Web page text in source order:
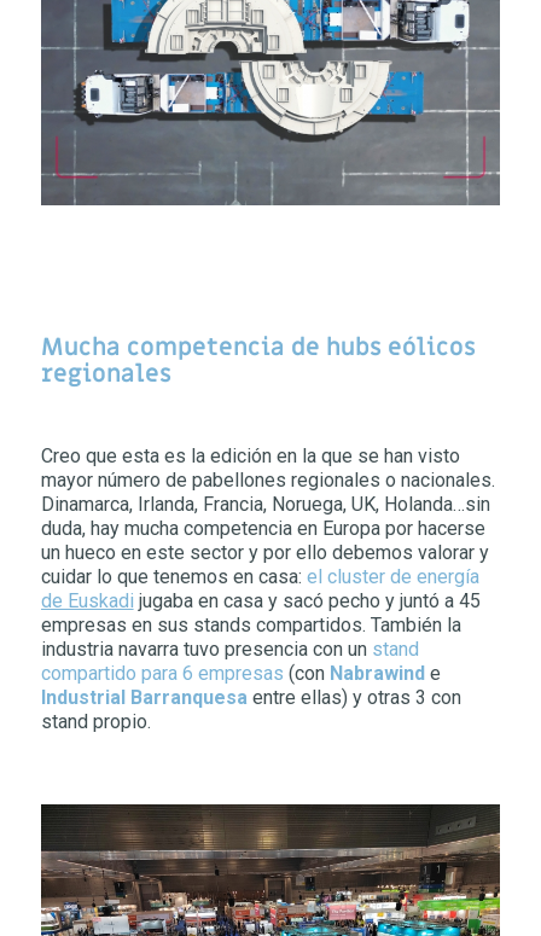
Mucha competencia de hubs eólicos
regionales
Creo que esta es la edición en la que se han visto
mayor número de pabellones regionales o nacionales.
Dinamarca, Irlanda, Francia, Noruega, UK, Holanda…sin
duda, hay mucha competencia en Europa por hacerse
un hueco en este sector y por ello debemos valorar y
cuidar lo que tenemos en casa: el cluster de energía
de Euskadi jugaba en casa y sacó pecho y juntó a 45
empresas en sus stands compartidos. También la
industria navarra tuvo presencia con un stand
compartido para 6 empresas (con Nabrawind e
Industrial Barranquesaentre ellas) y otras 3 con
stand propio.